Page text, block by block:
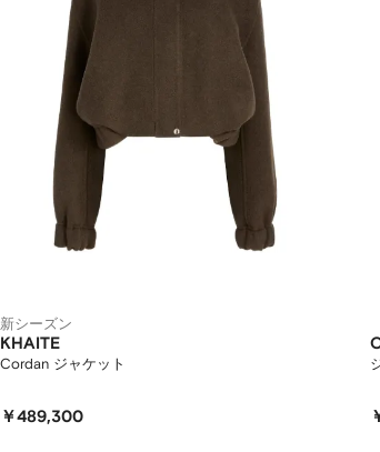
新シーズン
KHAITE
Cordan ジャケット
￥489,300